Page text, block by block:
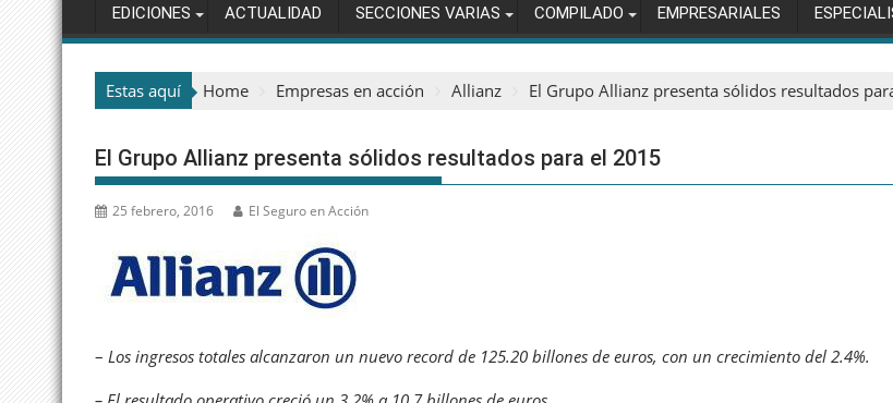
EDICIONES ACTUALIDAD SECCIONES VARIAS COMPILADO EMPRESARIALES
Estas aquí Home Empresas en acción Allianz El Grupo Allianz presenta sólidos resultados
El Grupo Allianz presenta sólidos resultados para el 2015
25 febrero, 2016 El Seguro en Acción
– Los ingresos totales alcanzaron un nuevo record de 125.20 billones de euros, con un crecimiento del 2.4%.